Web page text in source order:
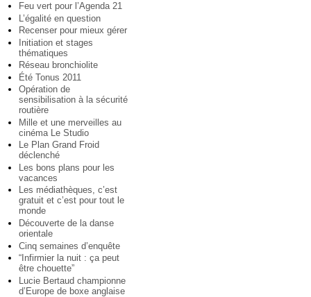
Feu vert pour l’Agenda 21
L’égalité en question
Recenser pour mieux gérer
Initiation et stages
thématiques
Réseau bronchiolite
Été Tonus 2011
Opération de
sensibilisation à la sécurité
routière
Mille et une merveilles au
cinéma Le Studio
Le Plan Grand Froid
déclenché
Les bons plans pour les
vacances
Les médiathèques, c’est
gratuit et c’est pour tout le
monde
Découverte de la danse
orientale
Cinq semaines d’enquête
“Infirmier la nuit : ça peut
être chouette”
Lucie Bertaud championne
d’Europe de boxe anglaise